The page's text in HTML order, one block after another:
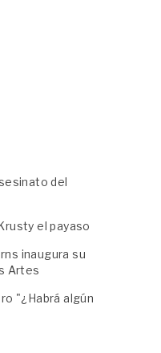
del
el payaso
inaugura su
Artes
"¿Habrá algún